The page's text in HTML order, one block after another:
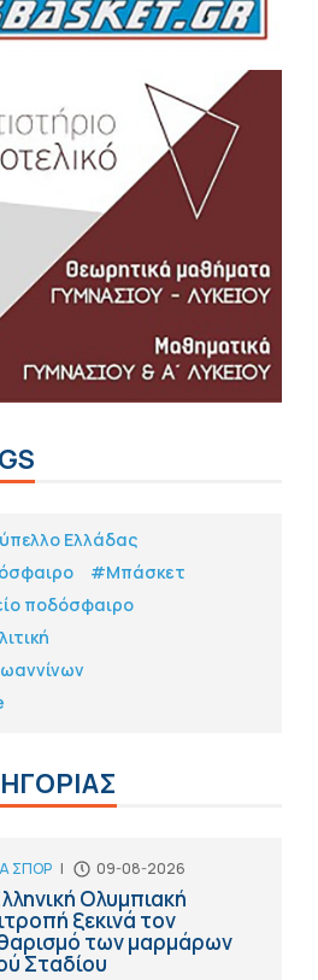
Ελλάδας
#Μπάσκετ
ποδόσφαιρο
ΣΠΟΡ | 09-08-2026
Ολυμπιακή
ξεκινά τον
των μαρμάρων
Σταδίου